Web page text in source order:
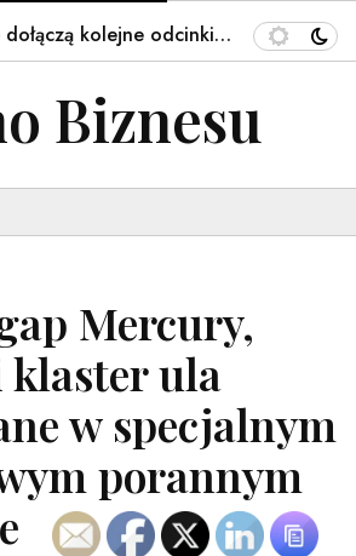
kolejne odcinki… Takie napisy
Biznesu
Mercury,
klaster ula
w specjalnym
porannym